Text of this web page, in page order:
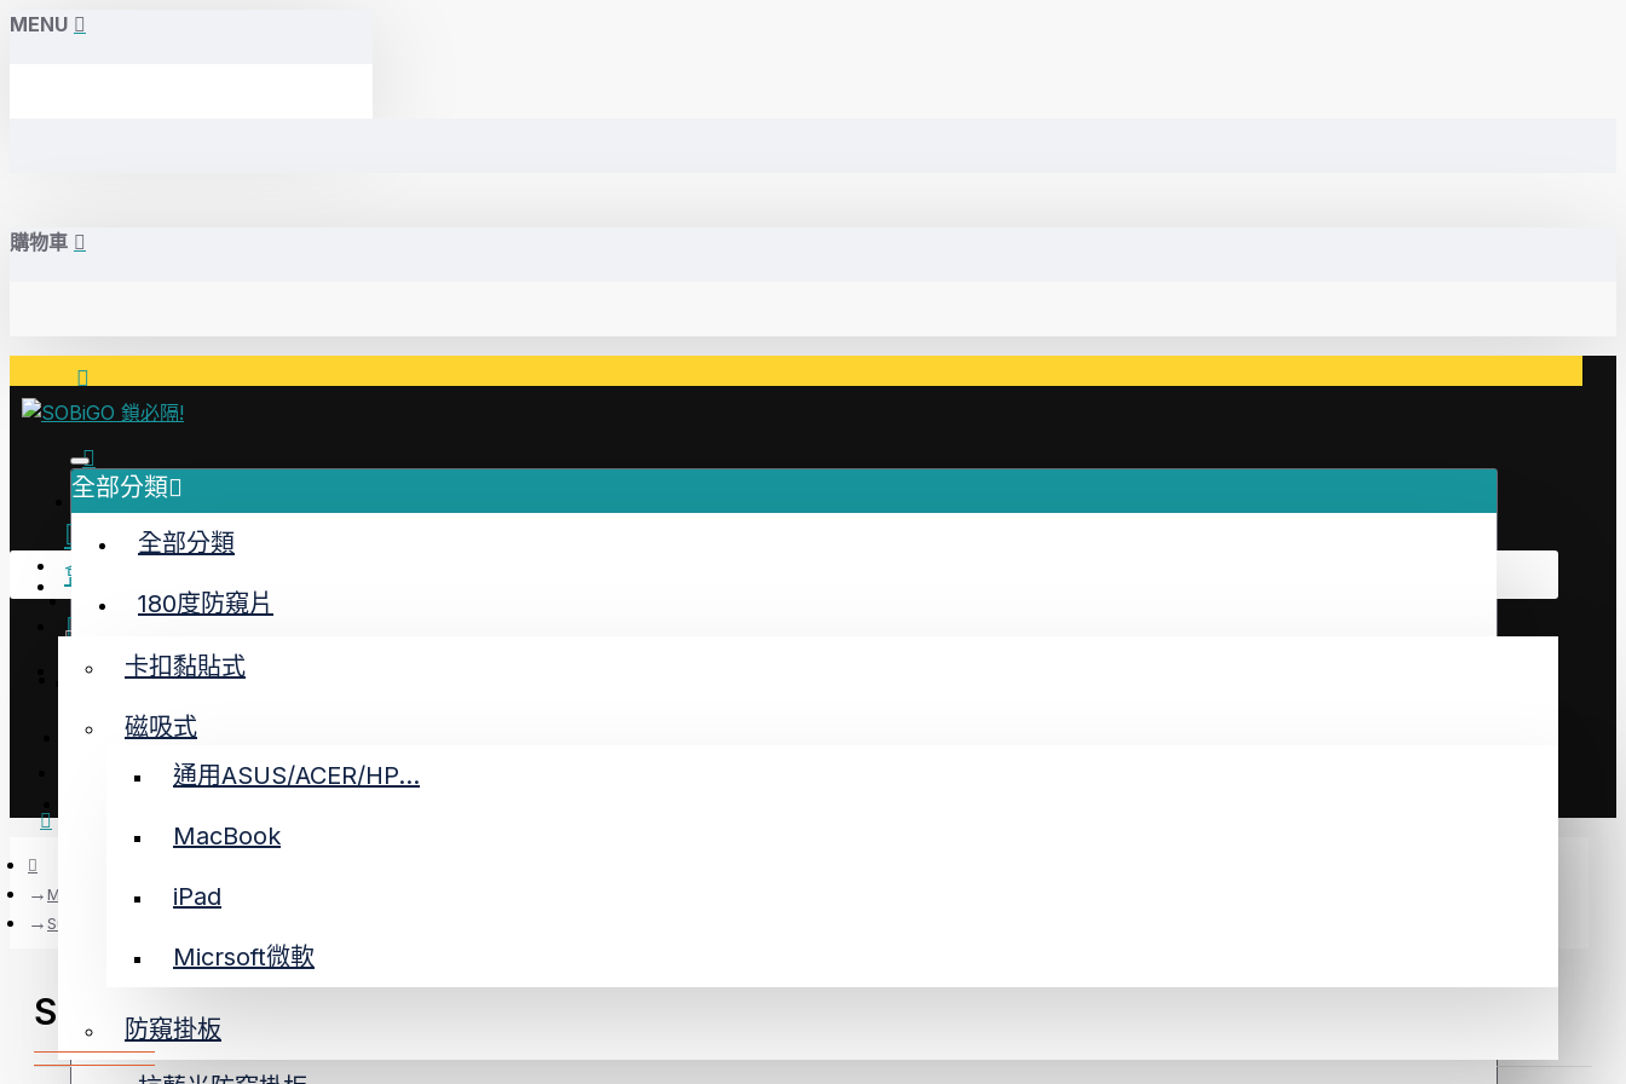
MENU
購物車
首頁
關於我們
購物須知
安裝教學
全部分類
全部分類
180度防窺片
360度防窺片
Apple 螢幕保護
Microsoft 螢幕保護
任選二件
微軟
微軟磁吸式防窺片
抗藍光護目鏡
會員登入
會員註冊
抗藍光+防偷窺
卡扣黏貼式
磁吸式
通用ASUS/ACER/HP...
MacBook
iPad
Micrsoft微軟
防窺掛板
會員登入
會員註冊
Microsoft 螢幕保護
Surface 螢幕保護
Surface 螢幕保護